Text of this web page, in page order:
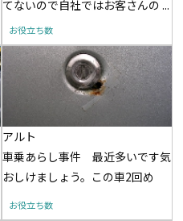
てないので自社ではお客さんの ...
お役立ち数
アルト
車乗あらし事件 最近多いです気
おしけましょう。この車2回め
お役立ち数